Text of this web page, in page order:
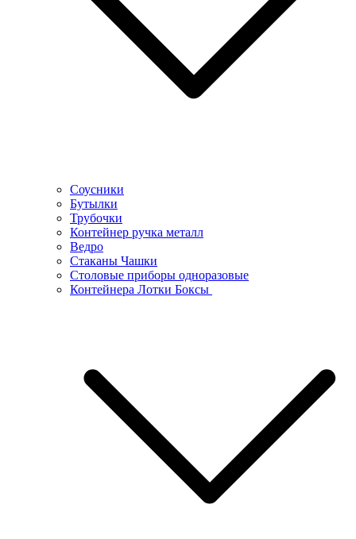
Соусники
Бутылки
Трубочки
Контейнер ручка металл
Ведро
Стаканы Чашки
Столовые приборы одноразовые
Контейнера Лотки Боксы